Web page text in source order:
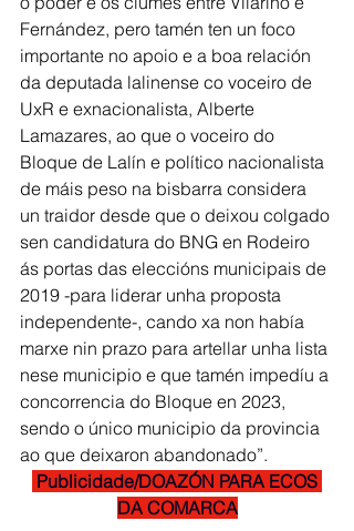
Fernández, pero tamén ten un foco
importante no apoio e a boa relación
da deputada lalinense co voceiro de
UxR e exnacionalista, Alberte
Lamazares, ao que o voceiro do
Bloque de Lalín e político nacionalista
de máis peso na bisbarra considera
un traidor desde que o deixou colgado
sen candidatura do BNG en Rodeiro
ás portas das eleccións municipais de
2019 -para liderar unha proposta
independente-, cando xa non había
marxe nin prazo para artellar unha lista
nese municipio e que tamén impedíu a
concorrencia do Bloque en 2023,
sendo o único municipio da provincia
ao que deixaron abandonado”.
Publicidade/DOAZÓN PARA ECOS
DA COMARCA